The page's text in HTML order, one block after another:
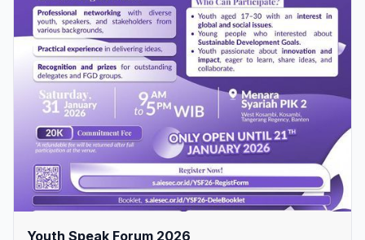
Youth Speak Forum 2026